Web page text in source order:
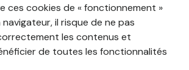
ces cookies de « fonctionnement »
il risque de ne pas
les contenus et
de toutes les fonctionnalités